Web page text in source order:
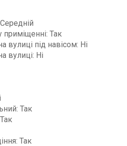
Так
вулиці під навісом: Ні
вулиці: Ні
Так
Так